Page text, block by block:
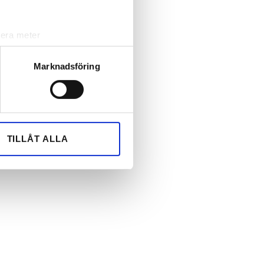
meter
. Du kan ändra
information från din enhet
kombinera informationen
Marknadsföring
TILLÅT ALLA